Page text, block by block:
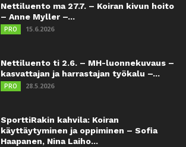
Nettiluento ma 27.7. – Koiran kivun hoito
– Anne Myller –...
PRO 15.6.2026
Nettiluento ti 2.6. – MH-luonnekuvaus –
kasvattajan ja harrastajan työkalu –...
PRO 28.5.2026
SporttiRakin kahvila: Koiran
käyttäytyminen ja oppiminen – Sofia
Haapanen, Nina Laiho...